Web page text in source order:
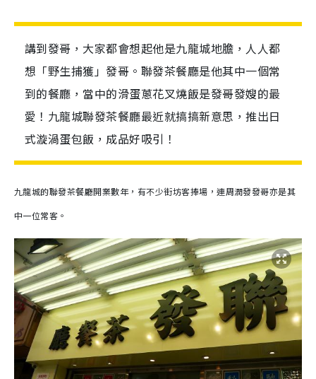
講到發哥，大家都會想起他是九龍城地膽，人人都
想「野生捕獲」發哥。聯發茶餐廳是他其中一個常
到的餐廳，當中的滑蛋蔥花叉燒飯是發哥發嫂的最
愛！九龍城聯發茶餐廳最近就搞搞新意思，推出日
式漩渦蛋包飯，成品好吸引！
九龍城的聯發茶餐廳開業數年，有不少街坊客捧場，連周潤發發哥亦是其
中一位常客。